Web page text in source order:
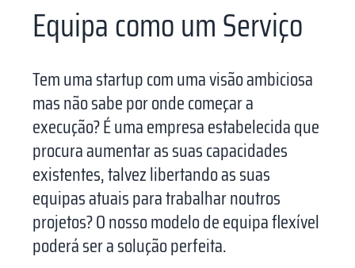
Equipa como um Serviço
Tem uma startup com uma visão ambiciosa
mas não sabe por onde começar a
execução? É uma empresa estabelecida que
procura aumentar as suas capacidades
existentes, talvez libertando as suas
equipas atuais para trabalhar noutros
projetos? O nosso modelo de equipa flexível
poderá ser a solução perfeita.